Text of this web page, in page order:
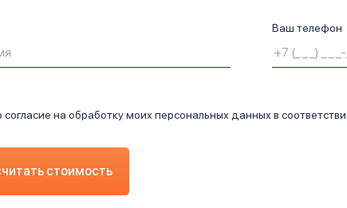
Ваш телефон
на обработку моих персональных данных в
стоимость